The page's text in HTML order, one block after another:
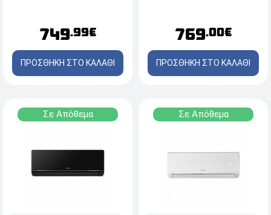
749.99€
ΠΡΟΣΘΗΚΗ ΣΤΟ ΚΑΛΑΘΙ
769.00€
ΠΡΟΣΘΗΚΗ ΣΤΟ ΚΑΛΑΘΙ
Σε Απόθεμα Σε Απόθεμα